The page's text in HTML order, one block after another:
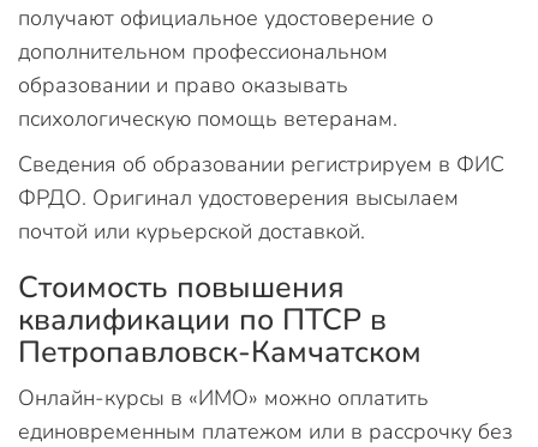
получают официальное удостоверение о
дополнительном профессиональном
образовании и право оказывать
психологическую помощь ветеранам.
Сведения об образовании регистрируем в ФИС
ФРДО. Оригинал удостоверения высылаем
почтой или курьерской доставкой.
Стоимость повышения
квалификации по ПТСР в
Петропавловск-Камчатском
Онлайн-курсы в «ИМО» можно оплатить
единовременным платежом или в рассрочку без